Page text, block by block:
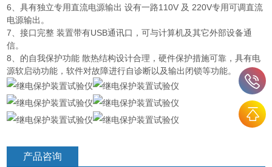
6、具有独立专用直流电源输出 设有一路110V 及 220V专用可调直流
电源输出。
7、接口完整 装置带有USB通讯口，可与计算机及其它外部设备通
信。
8、的自我保护功能 散热结构设计合理，硬件保护措施可靠，具有电
源软启动功能，软件对故障进行自诊断以及输出闭锁等功能。
产品咨询